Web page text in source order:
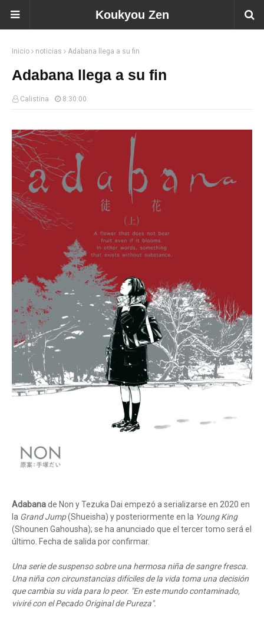
Koukyou Zen
Inicio noticias Adabana llega a su fin
Adabana llega a su fin
Calistina 8:30:00
Adabanade Non y Tezuka Dai empezó a serializarse en 2020 en
la Grand Jump(Shueisha) y posteriormente en la Young King
(Shounen Gahousha); se ha anunciado que el tercer tomo será el
último. Fecha de salida por confirmar.
Una serie de suspenso sobre una hermosa niña de sangre fresca.
Una niña con circunstancias difíciles de la vida toma una decisión
que cambia su vida para lo peor. "En este mundo contaminado,
viviré con el Pecado Original de Pureza".